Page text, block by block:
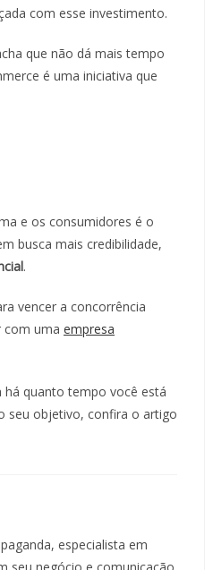
com esse investimento.
que não dá mais tempo
é uma iniciativa que
e os consumidores é o
busca mais credibilidade,
.
vencer a concorrência
com uma empresa
quanto tempo você está
seu objetivo, confira o artigo
especialista em